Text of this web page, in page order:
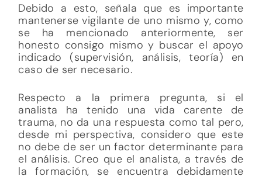
Debido a esto, señala que es importante
mantenerse vigilante de uno mismo y, como
se ha mencionado anteriormente, ser
honesto consigo mismo y buscar el apoyo
indicado (supervisión, análisis, teoría) en
caso de ser necesario.
Respecto a la primera pregunta, si el
analista ha tenido una vida carente de
trauma, no da una respuesta como tal pero,
desde mi perspectiva, considero que este
no debe de ser un factor determinante para
el análisis. Creo que el analista, a través de
la formación, se encuentra debidamente